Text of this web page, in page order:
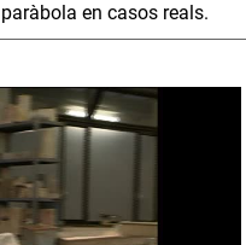
en casos reals.